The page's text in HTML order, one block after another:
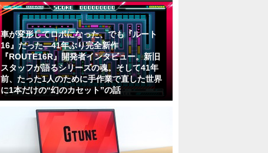
車が変形してロボになった、でも『ルート
16』だった―41年ぶり完全新作
『ROUTE16R』開発者インタビュー。新旧
スタッフが語るシリーズの魂。そして41年
前、たった1人のために手作業で直した世界
に1本だけの“幻のカセット”の話